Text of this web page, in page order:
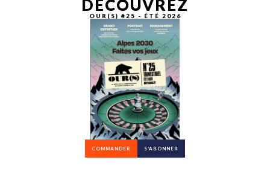
DÉCOUVREZ
OUR(S) #25 - ÉTÉ 2026
COMMANDER S’ABONNER